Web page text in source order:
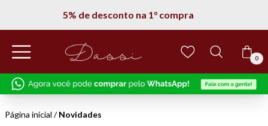
Entregamos em todo Brasil
0
Página inicial /Novidades